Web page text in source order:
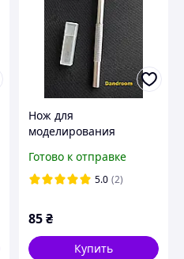
Нож для
моделирования
скальпель) + 5 сменных
лезвий
Готово к отправке
5.0 (2)
85₴
Купить